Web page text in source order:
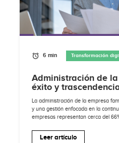
6 min Transformación
Administración de
éxito y
La administración de la empresa
y una gestión enfocada en la
empresas representan cerca del
Leer artículo